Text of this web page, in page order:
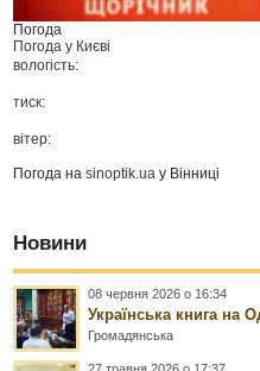
Погода
Погода у Києві
вологість:
тиск:
вітер:
Погода наsinoptik.ua у Вінниці
Новини
08 червня 2026 о 16:34
Українська книга на
Громадянська